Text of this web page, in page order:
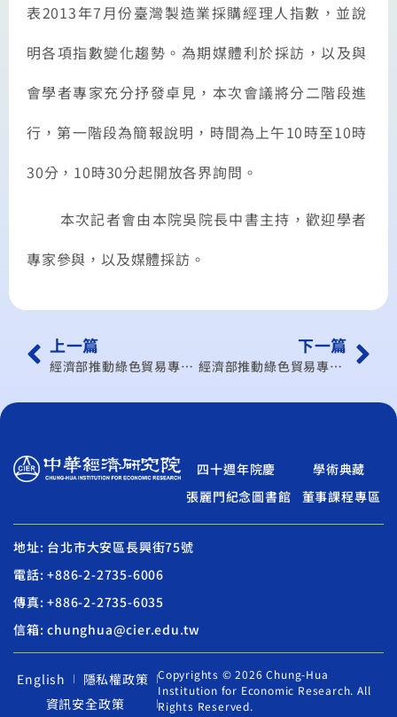
表2013年7月份臺灣製造業採購經理人指數，並說
明各項指數變化趨勢。為期媒體利於採訪，以及與
會學者專家充分抒發卓見，本次會議將分二階段進
行，第一階段為簡報說明，時間為上午10時至10時
30分， 10時30分起開放各界詢問。
本次記者會由本院吳院長中書主持，歡迎學者
專家參與，以及媒體採訪。
上一篇
經濟部推動綠色貿易專案辦公室 2013綠色貿易國際高峰論壇 委辦案評選須知
下一篇
經濟部推動綠色貿易專案辦公室 2013綠色貿易國際高峰論壇 委辦案評選結果
四十週年院慶
學術典藏
張麗門紀念圖書館
董事課程專區
地址: 台北市大安區長興街75號
電話: +886-2-2735-6006
傳真: +886-2-2735-6035
信箱: chunghua@cier.edu.tw
English
隱私權政策
資訊安全政策
Copyrights © 2026 Chung-Hua
Institution for Economic Research. All
Rights Reserved.